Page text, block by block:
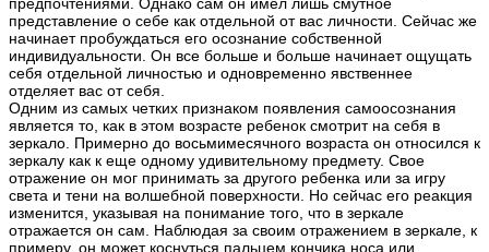
предпочтениями. Однако сам он имел лишь смутное
представление о себе как отдельной от вас личности. Сейчас же
начинает пробуждаться его осознание собственной
индивидуальности. Он все больше и больше начинает ощущать
себя отдельной личностью и одновременно явственнее
отделяет вас от себя.
Одним из самых четких признаком появления самоосознания
является то, как в этом возрасте ребенок смотрит на себя в
зеркало. Примерно до восьмимесячного возраста он относился к
зеркалу как к еще одному удивительному предмету. Свое
отражение он мог принимать за другого ребенка или за игру
света и тени на волшебной поверхности. Но сейчас его реакция
изменится, указывая на понимание того, что в зеркале
отражается он сам. Наблюдая за своим отражением в зеркале, к
примеру, он может коснуться пальцем кончика носа или